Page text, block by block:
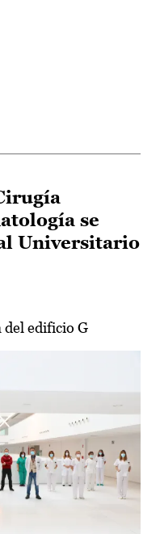
se
Universitario
del edificio G